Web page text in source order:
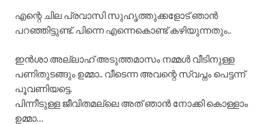
എന്റെ ചില പ്രവാസി സുഹൃത്തുക്കളോട് ഞാൻ
പറഞ്ഞിട്ടുണ്ട്. പിന്നെ എന്നെകൊണ്ട് കഴിയുന്നതും..
ഇൻശാ അല്ലാഹ് അടുത്തമാസം നമ്മൾ വീടിനുള്ള
പണിതുടങ്ങും ഉമ്മാ.. വീടെന്ന അവന്റെ സ്വപ്നം പെട്ടന്ന്
പൂവണിയട്ടെ.
പിന്നീടുള്ള ജീവിതമല്ലെ അത് ഞാൻ നോക്കി കൊള്ളാം
ഉമ്മാ…